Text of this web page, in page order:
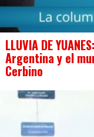
LLUVIA DE
Argentina y el
Cerbino